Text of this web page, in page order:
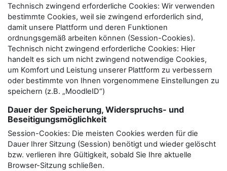
Technisch zwingend erforderliche Cookies: Wir verwenden
bestimmte Cookies, weil sie zwingend erforderlich sind,
damit unsere Plattform und deren Funktionen
ordnungsgemäß arbeiten können (Session-Cookies).
Technisch nicht zwingend erforderliche Cookies: Hier
handelt es sich um nicht zwingend notwendige Cookies,
um Komfort und Leistung unserer Plattform zu verbessern
oder bestimmte von Ihnen vorgenommene Einstellungen zu
speichern (z.B. „MoodleID“)
Dauer der Speicherung, Widerspruchs- und
Beseitigungsmöglichkeit
Session-Cookies: Die meisten Cookies werden für die
Dauer Ihrer Sitzung (Session) benötigt und wieder gelöscht
bzw. verlieren ihre Gültigkeit, sobald Sie Ihre aktuelle
Browser-Sitzung schließen.